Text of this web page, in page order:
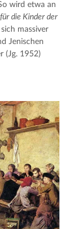
wird etwa an
die Kinder der
massiver
Jenischen
(Jg. 1952)